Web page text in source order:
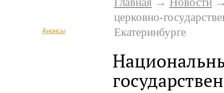
Анонсы
церковно-
Екатеринбурге